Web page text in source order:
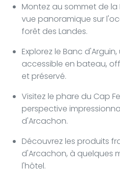
Montez au sommet de
vue panoramique sur
forêt des Landes.
Explorez le Banc
accessible en bateau,
et préservé.
Visitez le phare du Cap
perspective
d'Arcachon.
Découvrez les produits
d'Arcachon, à quelques
l'hôtel.